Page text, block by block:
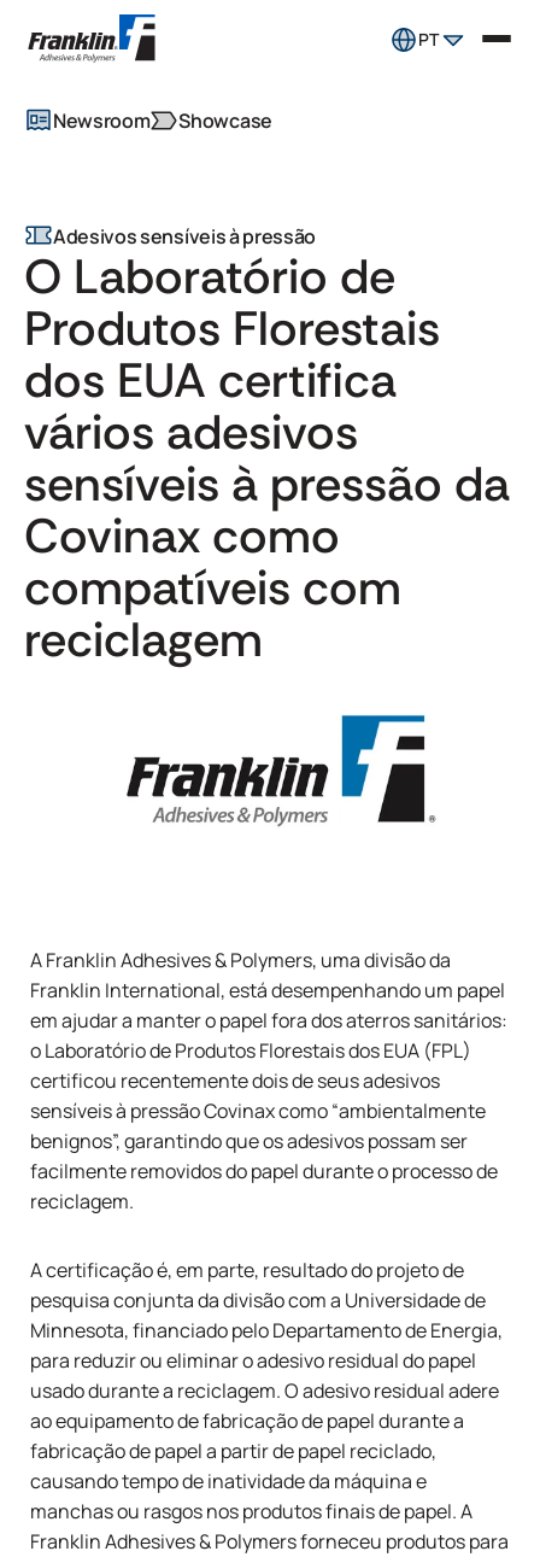
PT
Newsroom Showcase
Adesivos sensíveis à pressão
O Laboratório de
Produtos Florestais
dos EUA certifica
vários adesivos
sensíveis à pressão da
Covinax como
compatíveis com
reciclagem
A Franklin Adhesives & Polymers, uma divisão da
Franklin International, está desempenhando um papel
em ajudar a manter o papel fora dos aterros sanitários:
o Laboratório de Produtos Florestais dos EUA (FPL)
certificou recentemente dois de seus adesivos
sensíveis à pressão Covinax como “ambientalmente
benignos”, garantindo que os adesivos possam ser
facilmente removidos do papel durante o processo de
reciclagem.
A certificação é, em parte, resultado do projeto de
pesquisa conjunta da divisão com a Universidade de
Minnesota, financiado pelo Departamento de Energia,
para reduzir ou eliminar o adesivo residual do papel
usado durante a reciclagem. O adesivo residual adere
ao equipamento de fabricação de papel durante a
fabricação de papel a partir de papel reciclado,
causando tempo de inatividade da máquina e
manchas ou rasgos nos produtos finais de papel. A
Franklin Adhesives & Polymers forneceu produtos para